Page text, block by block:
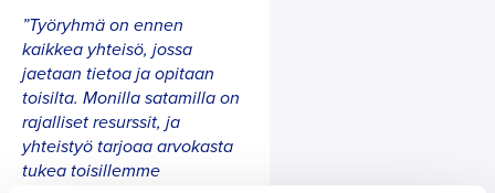
”Työryhmä on ennen
kaikkea yhteisö, jossa
jaetaan tietoa ja opitaan
toisilta. Monilla satamilla on
rajalliset resurssit, ja
yhteistyö tarjoaa arvokasta
tukea toisillemme